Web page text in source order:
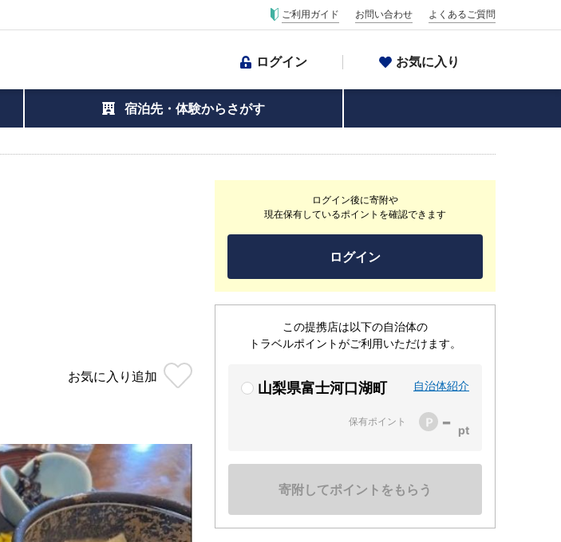
ご利用ガイド お問い合わせ よくあるご質問
ログイン お気に入り
宿泊先・体験からさがす
お気に入り 追加
ログイン後に寄附や
現在保有しているポイントを確認できます
ログイン
この提携店は以下の自治体の
トラベルポイントがご利用いただけます。
山梨県富士河口湖町 自治体紹介
保有ポイント -
寄附してポイントをもらう